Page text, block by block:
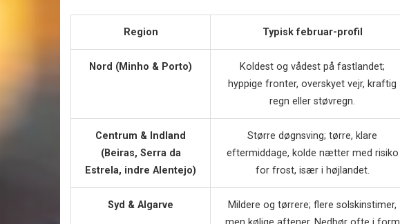
Region Typisk februar-profil
Nord (Minho & Porto)
Koldest og vådest på fastlandet;
hyppige fronter, overskyet vejr, kraftig
regn eller støvregn.
Centrum & Indland
(Beiras, Serra da
Estrela, indre Alentejo)
Større døgnsving; tørre, klare
eftermiddage, kolde nætter med risiko
for frost, især i højlandet.
Syd & Algarve
Mildere og tørrere; flere solskinstimer,